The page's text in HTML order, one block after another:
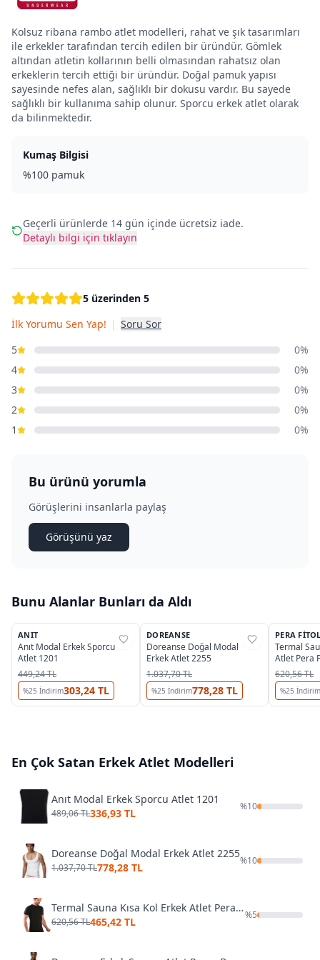
Kolsuz ribana rambo atlet modelleri, rahat ve şık tasarımları
ile erkekler tarafından tercih edilen bir üründür. Gömlek
altından atletin kollarının belli olmasından rahatsız olan
erkeklerin tercih ettiği bir üründür. Doğal pamuk yapısı
sayesinde nefes alan, sağlıklı bir dokusu vardır. Bu sayede
sağlıklı bir kullanıma sahip olunur. Sporcu erkek atlet olarak
da bilinmektedir.
Kumaş Bilgisi
%100 pamuk
Geçerli ürünlerde 14 gün içinde ücretsiz iade.
Detaylı bilgi için tıklayın
5 üzerinden 5
İlk Yorumu Sen Yap! | Soru Sor
5
0%
4
0%
3
0%
2
0%
1
0%
Bu ürünü yorumla
Görüşlerini insanlarla paylaş
Görüşünü yaz
Bunu Alanlar Bunları da Aldı
%38
ANIT
Anıt Modal Erkek Sporcu
Atlet 1201
449,24 TL
%25 İndirim303,24 TL
%25
DOREANSE
Doreanse Doğal Modal
Erkek Atlet 2255
1.037,70 TL
%25 İndirim778,28 TL
%25
PERA
Termal
Atlet Pera
620,56 TL
%25 İndirim
En Çok Satan Erkek Atlet Modelleri
Anıt Modal Erkek Sporcu Atlet 1201
489,06 TL336,93 TL
%10
Doreanse Doğal Modal Erkek Atlet 2255
1.037,70 TL778,28 TL
%10
Termal Sauna Kısa Kol Erkek Atlet Pera Fitol 9053
620,56 TL465,42 TL
%5